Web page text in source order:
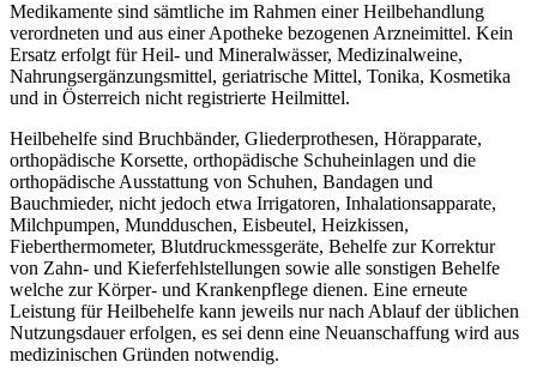
Medikamente sind sämtliche im Rahmen einer Heilbehandlung
verordneten und aus einer Apotheke bezogenen Arzneimittel. Kein
Ersatz erfolgt für Heil- und Mineralwässer, Medizinalweine,
Nahrungsergänzungsmittel, geriatrische Mittel, Tonika, Kosmetika
und in Österreich nicht registrierte Heilmittel.
Heilbehelfe sind Bruchbänder, Gliederprothesen, Hörapparate,
orthopädische Korsette, orthopädische Schuheinlagen und die
orthopädische Ausstattung von Schuhen, Bandagen und
Bauchmieder, nicht jedoch etwa Irrigatoren, Inhalationsapparate,
Milchpumpen, Mundduschen, Eisbeutel, Heizkissen,
Fieberthermometer, Blutdruckmessgeräte, Behelfe zur Korrektur
von Zahn- und Kieferfehlstellungen sowie alle sonstigen Behelfe
welche zur Körper- und Krankenpflege dienen. Eine erneute
Leistung für Heilbehelfe kann jeweils nur nach Ablauf der üblichen
Nutzungsdauer erfolgen, es sei denn eine Neuanschaffung wird aus
medizinischen Gründen notwendig.